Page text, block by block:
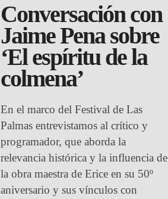
Conversación con
Jaime Pena sobre
‘El espíritu de la
colmena’
En el marco del Festival de Las
Palmas entrevistamos al crítico y
programador, que aborda la
relevancia histórica y la influencia de
la obra maestra de Erice en su 50º
aniversario y sus vínculos con